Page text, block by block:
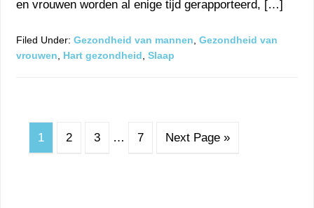
en vrouwen worden al enige tijd gerapporteerd, […]
Filed Under:Gezondheid van mannen,Gezondheid van
vrouwen, Hart gezondheid,Slaap
1 2 3 … 7 Next Page »